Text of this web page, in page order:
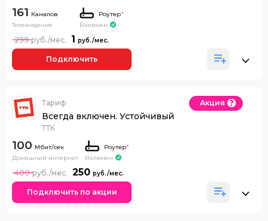
161 Каналов
Телевидение
Роутер*
Включен
1
299
Подключить
Тариф
Всегда включен. Устойчивый
ТТК
Акция
100
Домашний интернет
Роутер*
Включен
250
400
Подключить по акции